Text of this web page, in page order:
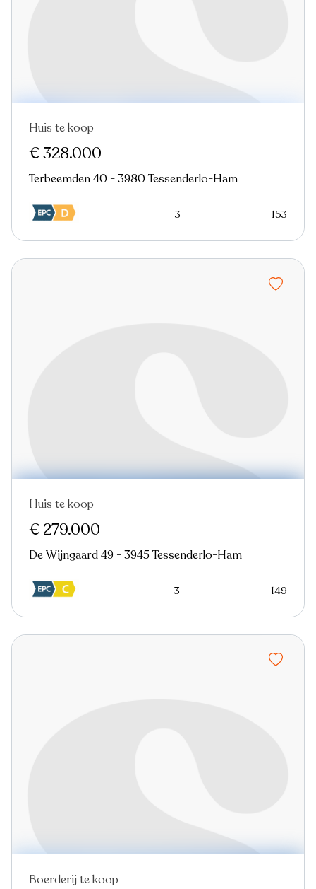
Huis te koop
€ 328.000
Terbeemden 40 - 3980 Tessenderlo-Ham
3 153
Huis te koop
€ 279.000
De Wijngaard 49 - 3945 Tessenderlo-Ham
3 149
Boerderij te koop